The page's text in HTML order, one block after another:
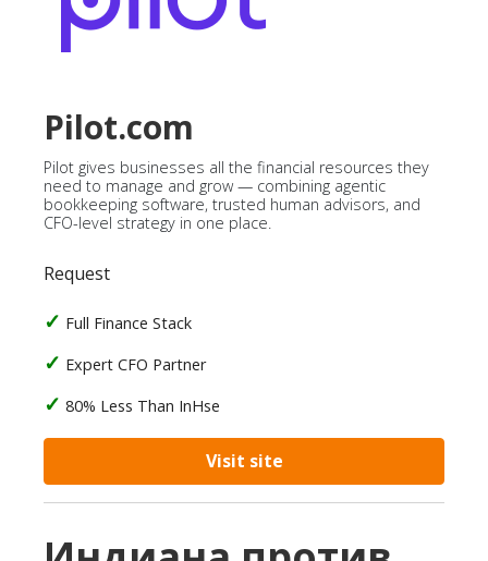
Pilot.com
Pilot gives businesses all the financial resources they
need to manage and grow — combining agentic
bookkeeping software, trusted human advisors, and
CFO-level strategy in one place.
Request
Full Finance Stack
Expert CFO Partner
80% Less Than InHse
Visit site